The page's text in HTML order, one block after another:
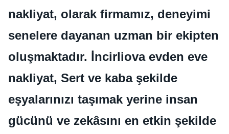
nakliyat, olarak firmamız, deneyimi
senelere dayanan uzman bir ekipten
oluşmaktadır. İncirliova evden eve
nakliyat, Sert ve kaba şekilde
eşyalarınızı taşımak yerine insan
gücünü ve zekâsını en etkin şekilde